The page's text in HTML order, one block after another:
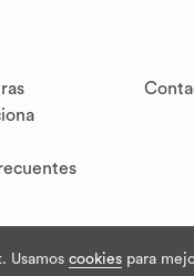
Usamos cookiespara